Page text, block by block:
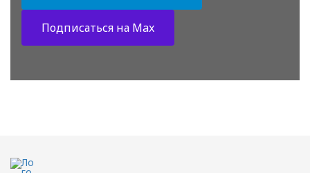
Подписаться на Max